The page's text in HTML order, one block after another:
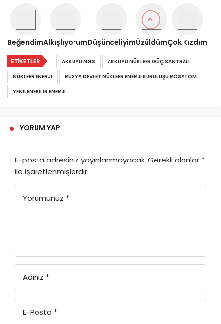
BeğendimAlkışlıyorumDüşünceliyimÜzüldümÇok Kızdım
ETIKETLER AKKUYU NGS
AKKUYU NÜKLEER GÜÇ SANTRALI
NÜKLEER ENERJI
RUSYA DEVLET NÜKLEER ENERJI KURULUŞU ROSATOM
YENILENEBILIR ENERJI
YORUM YAP
E-posta adresiniz yayınlanmayacak. Gerekli alanlar *
ile işaretlenmişlerdir
Yorumunuz *
Adınız *
E-Posta *